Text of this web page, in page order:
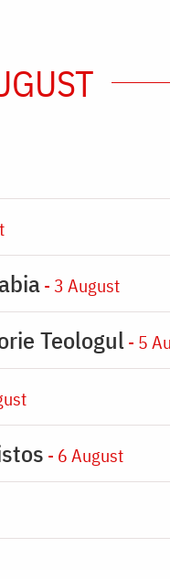
- 3 August
Teologul - 5
- 6 August